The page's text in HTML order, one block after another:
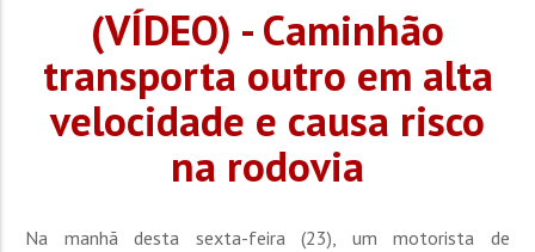
(VÍDEO) - Caminhão
transporta outro em alta
velocidade e causa risco
na rodovia
Na manhã desta sexta-feira (23), um motorista de